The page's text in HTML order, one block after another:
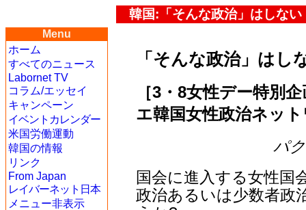
韓国:「そんな政治」はしない
ホーム
すべてのニュース
Labornet TV
コラム/エッセイ
キャンペーン
イベントカレンダー
米国労働運動
韓国の情報
リンク
From Japan
「そんな政治」はし
［3・8女性デー特別
パ
国会に進入する女性国